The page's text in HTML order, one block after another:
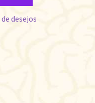
desejos